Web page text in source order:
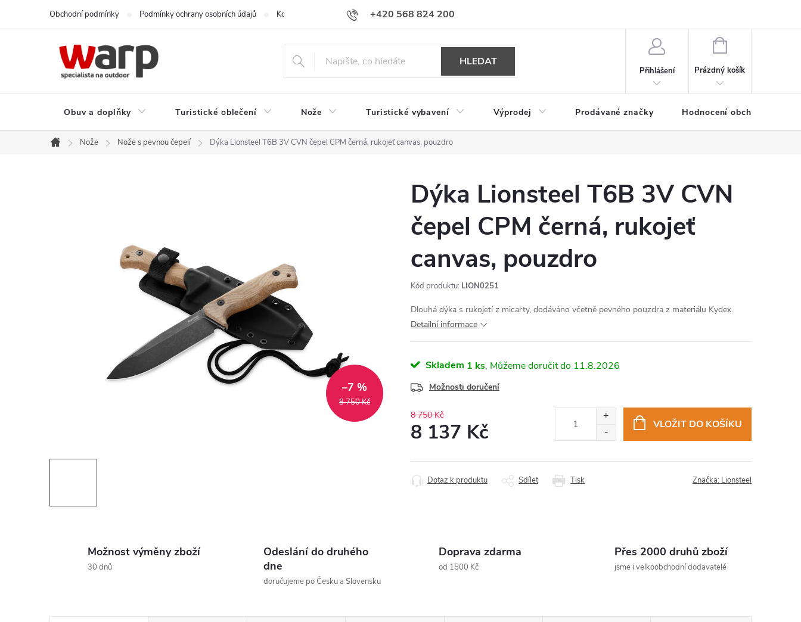
+420 568 824 200
Obchodní podmínky Podmínky ochrany osobních údajů Kontakty Doprava a platba Hodnocení obchodu
HLEDAT
Přihlášení
NÁKUPNÍ
Prázdný košík
Obuv a doplňky Turistické oblečení Nože Turistické vybavení Výprodej Prodávané značky Hodnocení obchodu
Domů
Nože Nože s pevnou čepelí Dýka Lionsteel T6B 3V CVN čepel CPM černá, rukojeť canvas, pouzdro
8 750 Kč
–7 %
Dýka Lionsteel T6B 3V CVN
čepel CPM černá, rukojeť
canvas, pouzdro
Kód produktu: LION0251
Dlouhá dýka s rukojetí z micarty, dodáváno včetně pevného pouzdra z materiálu Kydex.
Detailní informace
Skladem 1 ks 11.8.2026
Možnosti doručení
8 750 Kč
8 137 Kč
cena:
VLOŽIT DO KOŠÍKU
Tisk
Dotaz k produktu Sdílet Značka: Lionsteel
Možnost výměny zboží
30 dnů
Odeslání do druhého
dne
doručujeme po Česku a Slovensku
Doprava zdarma
od 1500 Kč
Přes 2000 druhů zboží
jsme i velkoobchodní dodavatelé